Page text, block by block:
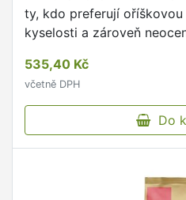
ty, kdo preferují
kyselosti a zároveň
čokoláda a …
535,40 Kč
včetně DPH
Do